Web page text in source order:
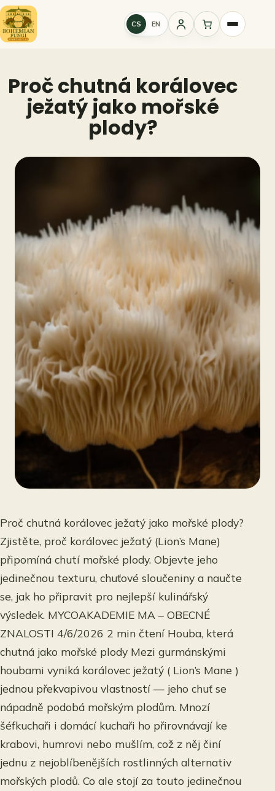
Přeskočit
na
obsah
CS EN
Přihlášení
Proč chutná korálovec
ježatý jako mořské
plody?
Proč chutná korálovec ježatý jako mořské plody?
Zjistěte, proč korálovec ježatý (Lion’s Mane)
připomíná chutí mořské plody. Objevte jeho
jedinečnou texturu, chuťové sloučeniny a naučte
se, jak ho připravit pro nejlepší kulinářský
výsledek. MYCOAKADEMIE MA – OBECNÉ
ZNALOSTI 4/6/2026 2 min čtení Houba, která
chutná jako mořské plody Mezi gurmánskými
houbami vyniká korálovec ježatý ( Lion’s Mane )
jednou překvapivou vlastností — jeho chuť se
nápadně podobá mořským plodům. Mnozí
šéfkuchaři i domácí kuchaři ho přirovnávají ke
krabovi, humrovi nebo mušlím, což z něj činí
jednu z nejoblíbenějších rostlinných alternativ
mořských plodů. Co ale stojí za touto jedinečnou